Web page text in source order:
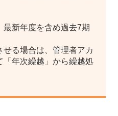
新年度を含め過去7期
る場合は、管理者アカ
「年次繰越」から繰越処